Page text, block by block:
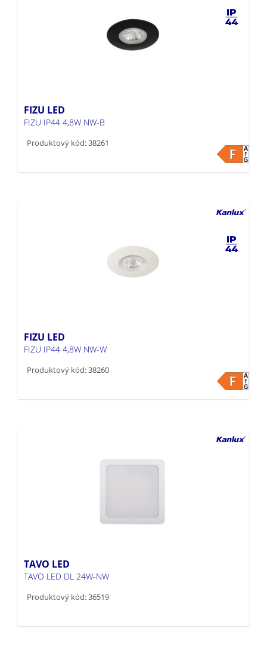
FIZU LED
FIZU IP44 4,8W NW-B
Produktový kód: 38261
FIZU LED
FIZU IP44 4,8W NW-W
Produktový kód: 38260
TAVO LED
TAVO LED DL 24W-NW
Produktový kód: 36519